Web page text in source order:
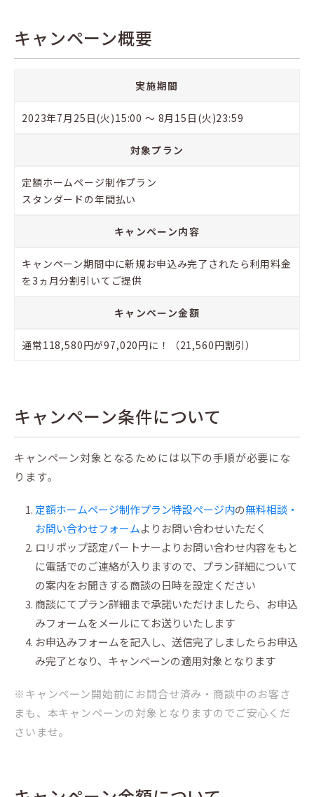
キャンペーン概要
実施期間
2023年7月25日(火)15:00 〜 8月15日(火)23:59
対象プラン
定額ホームページ制作プラン
スタンダードの年間払い
キャンペーン内容
キャンペーン期間中に新規お申込み完了されたら利用料金
を3ヵ月分割引いてご提供
キャンペーン金額
通常118,580円が97,020円に！（21,560円割引）
キャンペーン条件について
キャンペーン対象となるためには以下の手順が必要にな
ります。
定額ホームページ制作プラン特設ページ内の無料相談・
お問い合わせフォームよりお問い合わせいただく
ロリポップ認定パートナーよりお問い合わせ内容をもと
に電話でのご連絡が入りますので、プラン詳細について
の案内をお聞きする商談の日時を設定ください
商談にてプラン詳細まで承諾いただけましたら、お申込
みフォームをメールにてお送りいたします
お申込みフォームを記入し、送信完了しましたらお申込
み完了となり、キャンペーンの適用対象となります
※キャンペーン開始前にお問合せ済み・商談中のお客さ
まも、本キャンペーンの対象となりますのでご安心くだ
さいませ。